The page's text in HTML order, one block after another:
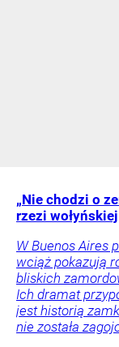
„Nie chodzi o
rzezi wołyńskiej
W Buenos Aires
wciąż pokazują
bliskich
Ich dramat
jest historią
nie została